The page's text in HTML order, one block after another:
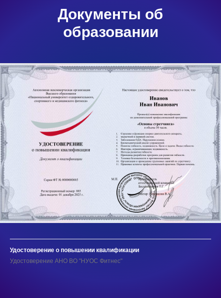
Документы об
образовании
Удостоверение о повышении квалификации
Удостоверение АНО ВО "НУОС Фитнес"